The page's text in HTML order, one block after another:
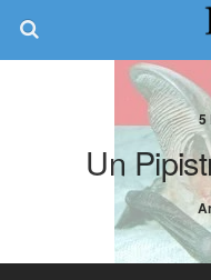
5
Un